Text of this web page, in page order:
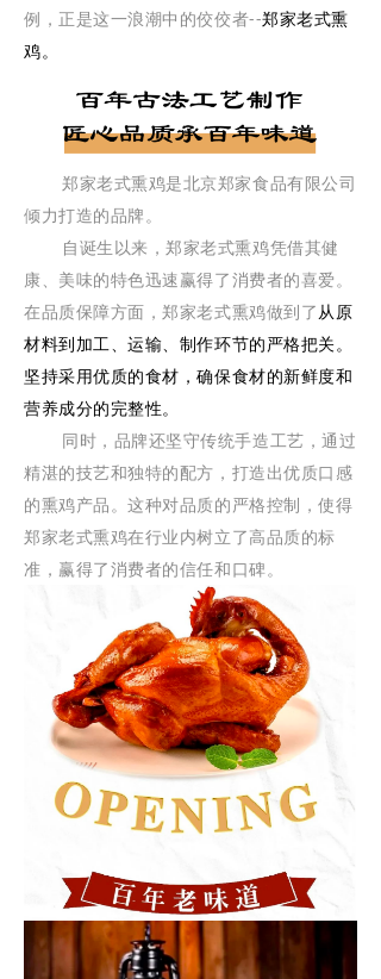
例，正是这一浪潮中的佼佼者--郑家老式熏
鸡。
郑家老式熏鸡是北京郑家食品有限公司
倾力打造的品牌。
自诞生以来，郑家老式熏鸡凭借其健
康、美味的特色迅速赢得了消费者的喜爱。
在品质保障方面，郑家老式熏鸡做到了 从原
材料到加工、运输、制作环节的严格把关。
坚持采用优质的食材，确保食材的新鲜度和
营养成分的完整性。
同时，品牌还坚守传统手造工艺，通过
精湛的技艺和独特的配方，打造出优质口感
的熏鸡产品。这种对品质的严格控制，使得
郑家老式熏鸡在行业内树立了高品质的标
准，赢得了消费者的信任和口碑。